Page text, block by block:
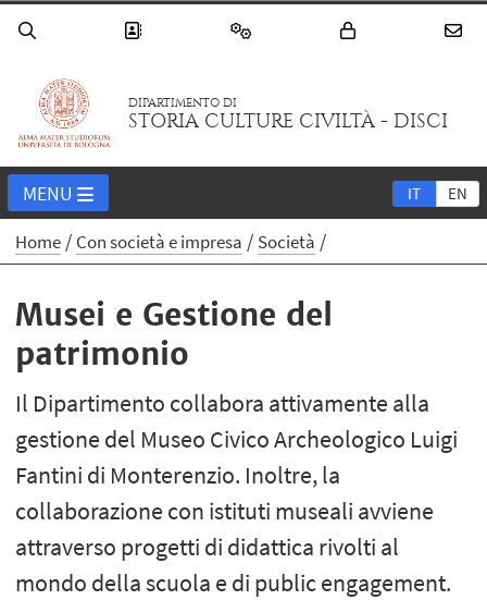
DIPARTIMENTO DI
STORIA CULTURE CIVILTÀ - DISCI
IT EN
MENU
Home Con società e impresa Società
Musei e Gestione del
patrimonio
Il Dipartimento collabora attivamente alla
gestione del Museo Civico Archeologico Luigi
Fantini di Monterenzio. Inoltre, la
collaborazione con istituti museali avviene
attraverso progetti di didattica rivolti al
mondo della scuola e di public engagement.